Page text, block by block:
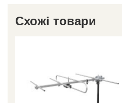
Схожі товари